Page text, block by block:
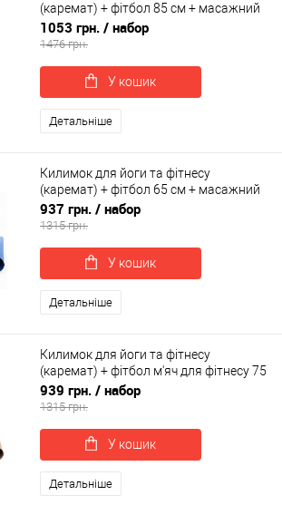
(каремат) + фітбол 85 см + масажний
м'ячик + ремінь для йоги OSPORT Set
101 (n-0131)
1053 грн. / набор
1476 грн.
У кошик
Детальніше
Килимок для йоги та фітнесу
(каремат) + фітбол 65 см + масажний
м'ячик + ремінь для йоги OSPORT Set
99 (n-0129)
937 грн. / набор
1315 грн.
У кошик
Детальніше
Килимок для йоги та фітнесу
(каремат) + фітбол м'яч для фітнесу 75
см + ремінь для йоги OSPORT Set 96 (n-
0126)
939 грн. / набор
1315 грн.
У кошик
Детальніше